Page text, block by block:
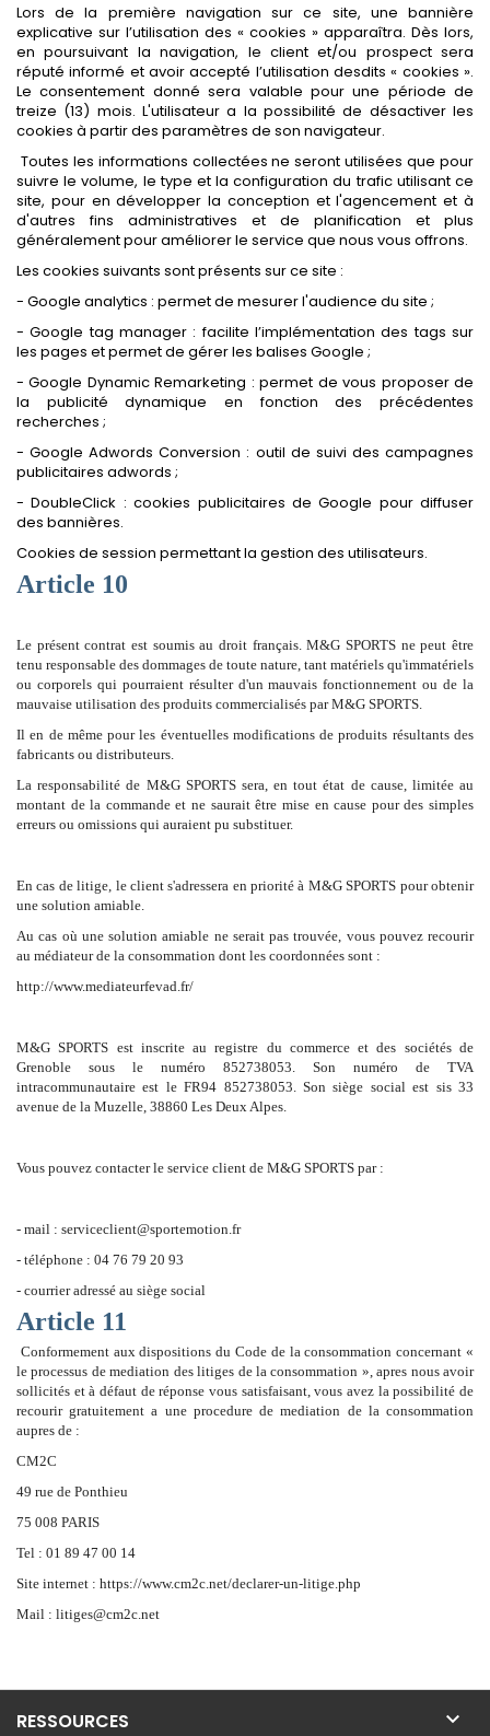
Lors de la première navigation sur ce site, une bannière
explicative sur l’utilisation des « cookies » apparaîtra. Dès lors,
en poursuivant la navigation, le client et/ou prospect sera
réputé informé et avoir accepté l’utilisation desdits « cookies ».
Le consentement donné sera valable pour une période de
treize (13) mois. L'utilisateur a la possibilité de désactiver les
cookies à partir des paramètres de son navigateur.
Toutes les informations collectées ne seront utilisées que pour
suivre le volume, le type et la configuration du trafic utilisant ce
site, pour en développer la conception et l'agencement et à
d'autres fins administratives et de planification et plus
généralement pour améliorer le service que nous vous offrons.
Les cookies suivants sont présents sur ce site :
- Google analytics : permet de mesurer l'audience du site ;
- Google tag manager : facilite l’implémentation des tags sur
les pages et permet de gérer les balises Google ;
- Google Dynamic Remarketing : permet de vous proposer de
la publicité dynamique en fonction des précédentes
recherches ;
- Google Adwords Conversion : outil de suivi des campagnes
publicitaires adwords ;
- DoubleClick : cookies publicitaires de Google pour diffuser
des bannières.
Cookies de session permettant la gestion des utilisateurs.
Article 10
Le présent contrat est soumis au droit français. M&G SPORTS ne peut être
tenu responsable des dommages de toute nature, tant matériels qu'immatériels
ou corporels qui pourraient résulter d'un mauvais fonctionnement ou de la
mauvaise utilisation des produits commercialisés par M&G SPORTS.
Il en de même pour les éventuelles modifications de produits résultants des
fabricants ou distributeurs.
La responsabilité de M&G SPORTS sera, en tout état de cause, limitée au
montant de la commande et ne saurait être mise en cause pour des simples
erreurs ou omissions qui auraient pu substituer.
En cas de litige, le client s'adressera en priorité à M&G SPORTS pour obtenir
une solution amiable.
Au cas où une solution amiable ne serait pas trouvée, vous pouvez recourir
au médiateur de la consommation dont les coordonnées sont :
http://www.mediateurfevad.fr/
M&G SPORTS est inscrite au registre du commerce et des sociétés de
Grenoble sous le numéro 852738053. Son numéro de TVA
intracommunautaire est le FR94 852738053. Son siège social est sis 33
avenue de la Muzelle, 38860 Les Deux Alpes.
Vous pouvez contacter le service client de M&G SPORTS par :
- mail : serviceclient@sportemotion.fr
- téléphone : 04 76 79 20 93
- courrier adressé au siège social
Article 11
Conformement aux dispositions du Code de la consommation concernant «
leprocessus de mediation des litiges de la consommation », apres nous avoir
sollicités et à défaut de réponse vous satisfaisant, vous avez la possibilité de
recourir gratuitement a une procedure de mediation de la consommation
aupres de :
CM2C
49 rue de Ponthieu
75 008 PARIS
Tel : 01 89 47 00 14
Site internet : https://www.cm2c.net/declarer-un-litige.php
Mail : litiges@cm2c.net
RESSOURCES 